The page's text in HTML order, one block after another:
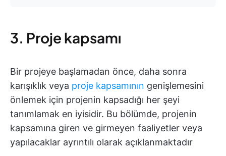
3. Proje kapsamı
Bir projeye başlamadan önce, daha sonra
karışıklık veya proje kapsamının genişlemesini
önlemek için projenin kapsadığı her şeyi
tanımlamak en iyisidir. Bu bölümde, projenin
kapsamına giren ve girmeyen faaliyetler veya
yapılacaklar ayrıntılı olarak açıklanmaktadır